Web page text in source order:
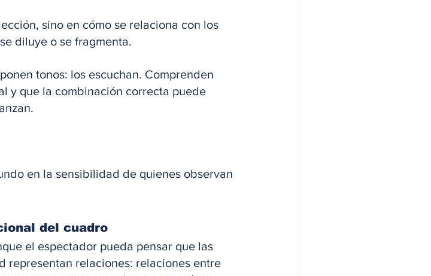
sino en cómo se relaciona con los
diluye o se fragmenta.
tonos: los escuchan. Comprenden
y que la combinación correcta puede
en la sensibilidad de quienes observan
del cuadro
el espectador pueda pensar que las
representan relaciones: relaciones entre